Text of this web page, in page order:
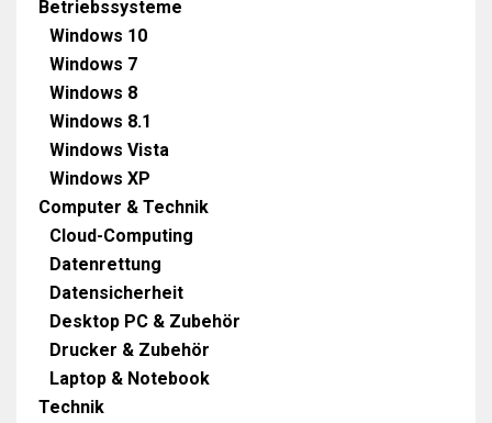
Betriebssysteme
Windows 10
Windows 7
Windows 8
Windows 8.1
Windows Vista
Windows XP
Computer & Technik
Cloud-Computing
Datenrettung
Datensicherheit
Desktop PC & Zubehör
Drucker & Zubehör
Laptop & Notebook
Technik